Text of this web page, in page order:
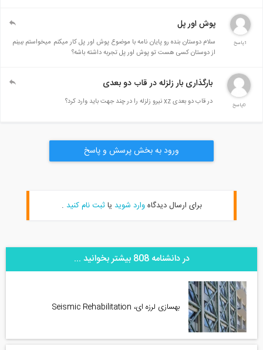
پوش اور پل
سلام دوستان بنده رو پایان نامه با موضوع پوش اور پل کار میکنم میخواستم ببینم
از دوستان کسی هست تو پوش اور پل تجربه داشته باشه؟
بارگذاری بار زلزله در قاب دو بعدی
در قاب دو بعدی xz نیرو زلزله را در چند جهت باید وارد کرد؟
ورود به بخش پرسش و پاسخ
برای ارسال دیدگاهوارد شویدیا ثبت نام کنید.
در دانشنامه 808 بیشتر بخوانید ...
بهسازی لرزه ای، Seismic Rehabilitation